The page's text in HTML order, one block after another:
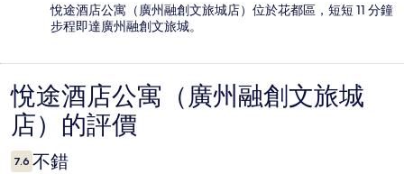
悅途酒店公寓（廣州融創文旅城店）位於花都區，短短 11 分鐘
步程即達廣州融創文旅城。
評
價
悅途酒店公寓（廣州融創文旅城
店）的評價
7.6 不錯